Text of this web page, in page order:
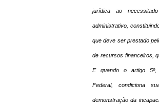
jurídica ao
administrativo,
que deve ser prestado
de recursos financeiros,
E quando o artigo 5º,
Federal, condiciona
demonstração da